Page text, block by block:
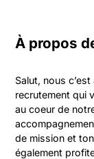
À propos
Salut, nous
recrutement qui
au coeur de
de mission et
également